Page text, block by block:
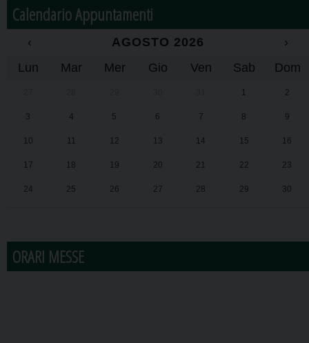
Calendario Appuntamenti
‹ AGOSTO 2026
›
Lun
Mar Mer Gio Ven Sab Dom
1 2
3 4 5 6 7 8 9
10 11 12 13 14 15 16
17 18 19 20 21 22 23
24 25 26 27 28 29 30
ORARI MESSE